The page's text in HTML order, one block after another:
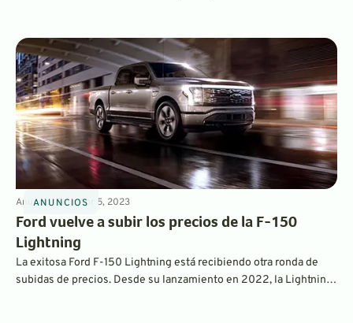
ANUNCIOS
Anuncios3minApr 5, 2023
Ford vuelve a subir los precios de la F-150
Lightning
La exitosa Ford F-150 Lightning está recibiendo otra ronda de
subidas de precios. Desde su lanzamiento en 2022, la Lightning